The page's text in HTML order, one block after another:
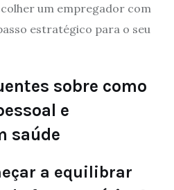
um empregador com
estratégico para o seu
sobre como
e
saúde
a equilibrar